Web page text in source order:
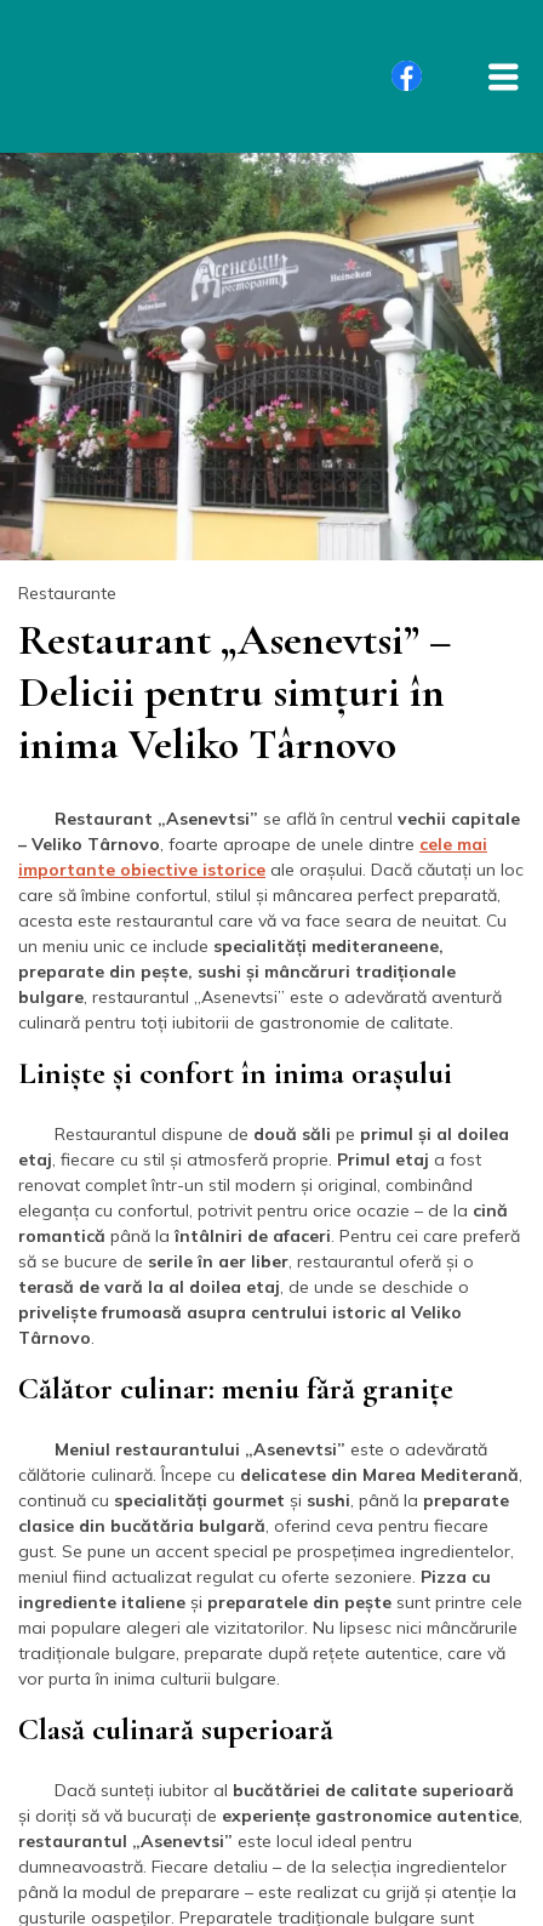
Restaurante
Restaurant „Asenevtsi” –
Delicii pentru simțuri în
inima Veliko Târnovo
Restaurant „Asenevtsi” se află în centrul vechii capitale
– Veliko Târnovo, foarte aproape de unele dintre cele mai
importante obiective istorice ale orașului. Dacă căutați un loc
care să îmbine confortul, stilul și mâncarea perfect preparată,
acesta este restaurantul care vă va face seara de neuitat. Cu
un meniu unic ce include specialități mediteraneene,
preparate din pește, sushi și mâncăruri tradiționale
bulgare, restaurantul „Asenevtsi” este o adevărată aventură
culinară pentru toți iubitorii de gastronomie de calitate.
Liniște și confort în inima orașului
Restaurantul dispune de două săli pe primul și al doilea
etaj, fiecare cu stil și atmosferă proprie. Primul etaj a fost
renovat complet într-un stil modern și original, combinând
eleganța cu confortul, potrivit pentru orice ocazie – de la cină
romantică până la întâlniri de afaceri. Pentru cei care preferă
să se bucure de serile în aer liber, restaurantul oferă și o
terasă de vară la al doilea etaj, de unde se deschide o
priveliște frumoasă asupra centrului istoric al Veliko
Târnovo.
Călător culinar: meniu fără granițe
Meniul restaurantului „Asenevtsi” este o adevărată
călătorie culinară. Începe cu delicatese din Marea Mediterană,
continuă cu specialități gourmet și sushi, până la preparate
clasice din bucătăria bulgară, oferind ceva pentru fiecare
gust. Se pune un accent special pe prospețimea ingredientelor,
meniul fiind actualizat regulat cu oferte sezoniere. Pizza cu
ingrediente italiene și preparatele din pește sunt printre cele
mai populare alegeri ale vizitatorilor. Nu lipsesc nici mâncărurile
tradiționale bulgare, preparate după rețete autentice, care vă
vor purta în inima culturii bulgare.
Clasă culinară superioară
Dacă sunteți iubitor al bucătăriei de calitate superioară
și doriți să vă bucurați de experiențe gastronomice autentice,
restaurantul „Asenevtsi” este locul ideal pentru
dumneavoastră. Fiecare detaliu – de la selecția ingredientelor
până la modul de preparare – este realizat cu grijă și atenție la
gusturile oaspeților. Preparatele tradiționale bulgare sunt